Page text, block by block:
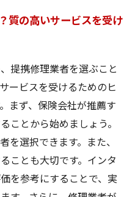
質の高いサービスを受け
提携修理業者を選ぶこと
ービスを受けるためのヒ
まず、保険会社が推薦す
ことから始めましょう。
を選択できます。また、
ことも大切です。インタ
を参考にすることで、実